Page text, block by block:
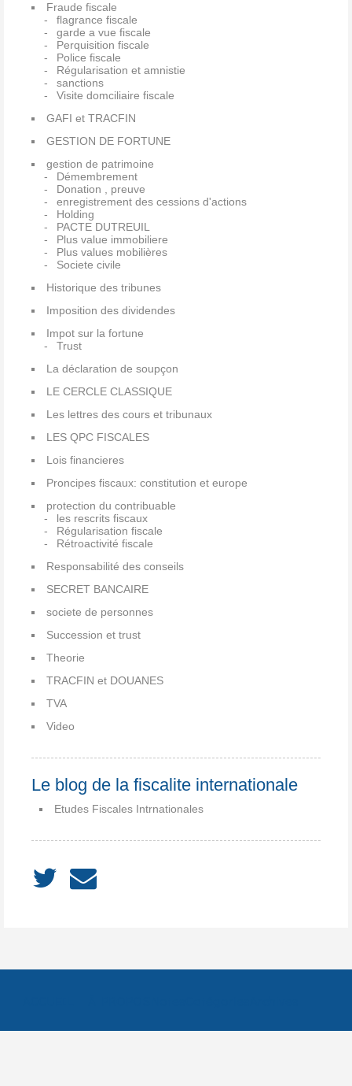
Fraude fiscale
flagrance fiscale
garde a vue fiscale
Perquisition fiscale
Police fiscale
Régularisation et amnistie
sanctions
Visite domciliaire fiscale
GAFI et TRACFIN
GESTION DE FORTUNE
gestion de patrimoine
Démembrement
Donation , preuve
enregistrement des cessions d'actions
Holding
PACTE DUTREUIL
Plus value immobiliere
Plus values mobilières
Societe civile
Historique des tribunes
Imposition des dividendes
Impot sur la fortune
Trust
La déclaration de soupçon
LE CERCLE CLASSIQUE
Les lettres des cours et tribunaux
LES QPC FISCALES
Lois financieres
Proncipes fiscaux: constitution et europe
protection du contribuable
les rescrits fiscaux
Régularisation fiscale
Rétroactivité fiscale
Responsabilité des conseils
SECRET BANCAIRE
societe de personnes
Succession et trust
Theorie
TRACFIN et DOUANES
TVA
Video
Le blog de la fiscalite internationale
Etudes Fiscales Intrnationales